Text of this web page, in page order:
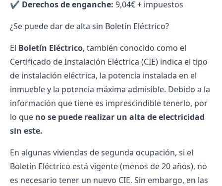
✔️ Derechos de enganche: 9,04€ + impuestos
¿Se puede dar de alta sin Boletín Eléctrico?
El Boletín Eléctrico, también conocido como el
Certificado de Instalación Eléctrica (CIE) indica el tipo
de instalación eléctrica, la potencia instalada en el
inmueble y la potencia máxima admisible. Debido a la
información que tiene es imprescindible tenerlo, por
lo que no se puede realizar un alta de electricidad
sin este.
En algunas viviendas de segunda ocupación, si el
Boletín Eléctrico está vigente (menos de 20 años), no
es necesario tener un nuevo CIE. Sin embargo, en las